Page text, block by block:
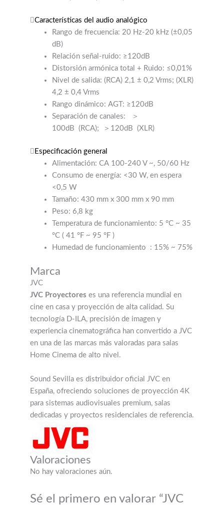
Características del audio analógico
Rango de frecuencia: 20 Hz-20 kHz (±0,05
dB)
Relación señal-ruido: ≥120dB
Distorsión armónica total + Ruido: ≤0,01%
Nivel de salida: (RCA) 2,1 ± 0,2 Vrms; (XLR)
4,2 ± 0,4 Vrms
Rango dinámico: AGT: ≥120dB
Separación de canales:
＞
100dB (RCA); ＞120dB (XLR)
Especificación general
Alimentación: CA 100-240 V ~, 50/60 Hz
Consumo de energía: <30 W, en espera
<0,5 W
Tamaño: 430 mm x 300 mm x 90 mm
Peso: 6,8 kg
Temperatura de funcionamiento: 5 °C ~ 35
°C ( 41 °F ~ 95 °F)
Humedad de funcionamiento : 15% ~ 75%
Marca
JVC
JVC Proyectores es una referencia mundial en
cine en casa y proyección de alta calidad. Su
tecnología D-ILA, precisión de imagen y
experiencia cinematográfica han convertido a JVC
en una de las marcas más valoradas para salas
Home Cinema de alto nivel.
Sound Sevilla es distribuidor oficial JVC en
España, ofreciendo soluciones de proyección 4K
para sistemas audiovisuales premium, salas
dedicadas y proyectos residenciales de referencia.
Valoraciones
No hay valoraciones aún.
Sé el primero en valorar “JVC